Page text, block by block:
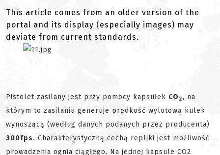
This article comes from an older version of the
portal and its display (especially images) may
deviate from current standards.
Pistolet zasilany jest przy pomocy kapsułek CO 2, na
którym to zasilaniu generuje prędkość wylotową kulek
wynoszącą (według danych podanych przez producenta)
300fps. Charakterystyczną cechą repliki jest możliwość
prowadzenia ognia ciągłego. Na jednej kapsule CO2